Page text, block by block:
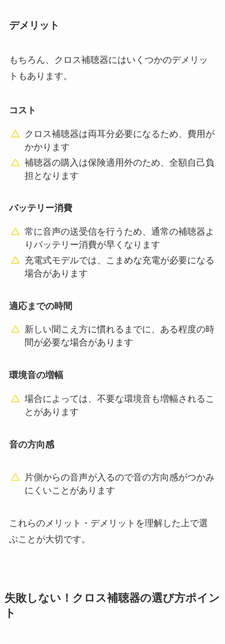
デメリット
もちろん、クロス補聴器にはいくつかのデメリッ
トもあります。
コスト
クロス補聴器は両耳分必要になるため、費用が
かかります
補聴器の購入は保険適用外のため、全額自己負
担となります
バッテリー消費
常に音声の送受信を行うため、通常の補聴器よ
りバッテリー消費が早くなります
充電式モデルでは、こまめな充電が必要になる
場合があります
適応までの時間
新しい聞こえ方に慣れるまでに、ある程度の時
間が必要な場合があります
環境音の増幅
場合によっては、不要な環境音も増幅されるこ
とがあります
音の方向感
片側からの音声が入るので音の方向感がつかみ
にくいことがあります
これらのメリット・デメリットを理解した上で選
ぶことが大切です。
失敗しない！クロス補聴器の選び方ポイン
ト